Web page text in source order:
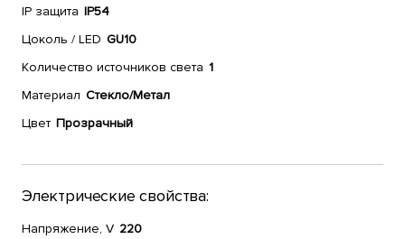
IP защита IP54
Цоколь / LED GU10
Количество источников света 1
Материал Стекло/Метал
Цвет Прозрачный
Электрические свойства:
Напряжение, V 220